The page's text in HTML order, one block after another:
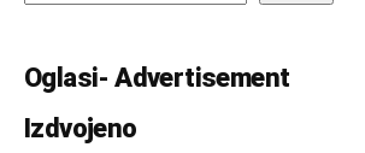
Oglasi- Advertisement
Izdvojeno